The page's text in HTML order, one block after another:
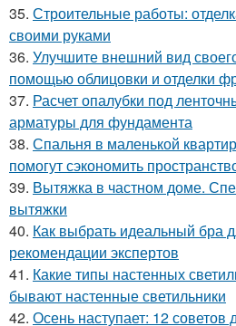
35. Строительные работы:
своими руками
36. Улучшите внешний вид
помощью облицовки и отделки
37. Расчет опалубки под
арматуры для фундамента
38. Спальня в маленькой
помогут сэкономить
39. Вытяжка в частном доме.
вытяжки
40. Как выбрать идеальный бра
рекомендации экспертов
41. Какие типы настенных
бывают настенные светильники
42. Осень наступает: 12 советов